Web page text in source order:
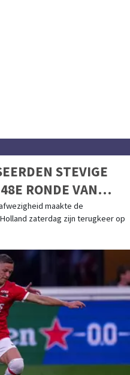
STEVIGE
RONDE VAN
maakte de
zaterdag zijn terugkeer op